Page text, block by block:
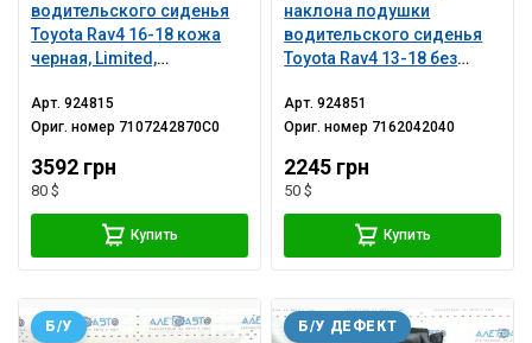
водительского сиденья
Toyota Rav4 16-18 кожа
черная, Limited,
Арт.924815
Ориг. номер 7107242870C0
3592 грн
80 $
Купить
наклона подушки
водительского сиденья
Toyota Rav4 13-18 без
Арт.924851
Ориг. номер 7162042040
2245 грн
50 $
Купить
Б/У Б/У ДЕФЕКТ